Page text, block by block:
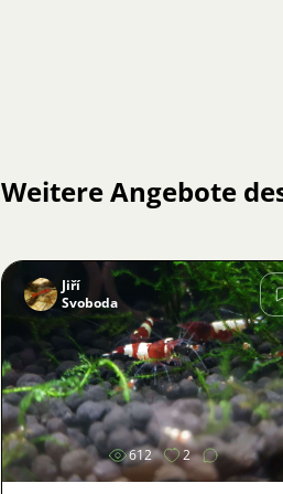
Weitere Angebote
Bild
Jiří
Svoboda
612 2